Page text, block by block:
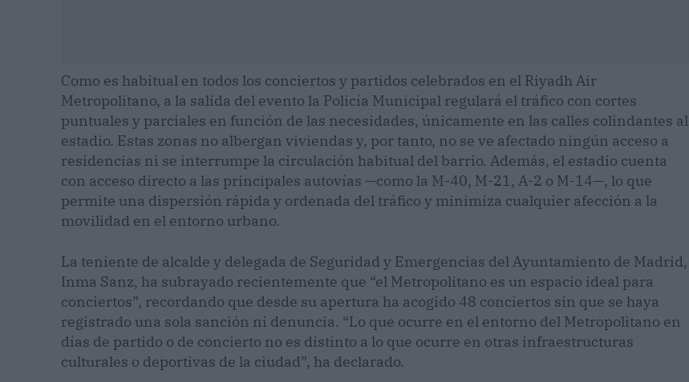
Como es habitual en todos los conciertos y partidos celebrados en el Riyadh Air
Metropolitano, a la salida del evento la Policía Municipal regulará el tráfico con cortes
puntuales y parciales en función de las necesidades, únicamente en las calles colindantes al
estadio. Estas zonas no albergan viviendas y, por tanto, no se ve afectado ningún acceso a
residencias ni se interrumpe la circulación habitual del barrio. Además, el estadio cuenta
con acceso directo a las principales autovías —como la M-40, M-21, A-2 o M-14—, lo que
permite una dispersión rápida y ordenada del tráfico y minimiza cualquier afección a la
movilidad en el entorno urbano.
La teniente de alcalde y delegada de Seguridad y Emergencias del Ayuntamiento de Madrid,
Inma Sanz, ha subrayado recientemente que “el Metropolitano es un espacio ideal para
conciertos”, recordando que desde su apertura ha acogido 48 conciertos sin que se haya
registrado una sola sanción ni denuncia. “Lo que ocurre en el entorno del Metropolitano en
días de partido o de concierto no es distinto a lo que ocurre en otras infraestructuras
culturales o deportivas de la ciudad”, ha declarado.